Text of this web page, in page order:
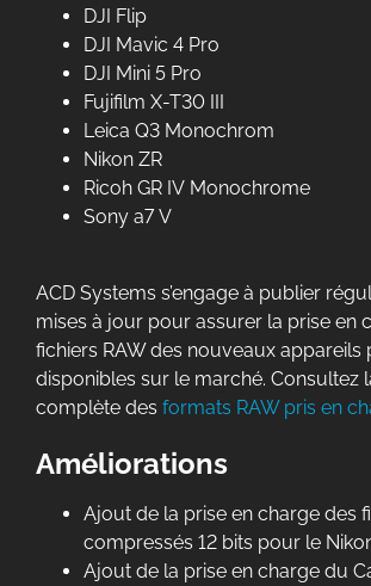
DJI Flip
DJI Mavic 4 Pro
DJI Mini 5 Pro
Fujifilm X-T30 III
Leica Q3 Monochrom
Nikon ZR
Ricoh GR IV Monochrome
Sony a7 V
ACD Systems s’engage à publier
mises à jour pour assurer la prise en
fichiers RAW des nouveaux appareils
disponibles sur le marché. Consultez
complète des formats RAW pris en
Améliorations
Ajout de la prise en charge des
compressés 12 bits pour le
Ajout de la prise en charge du